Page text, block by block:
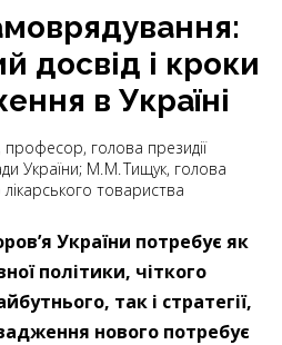
досвід і кроки
в Україні
професор, голова президії
України; М. М. Тищук, голова
лікарського товариства
України потребує як
політики, чіткого
так і стратегії,
нового потребує